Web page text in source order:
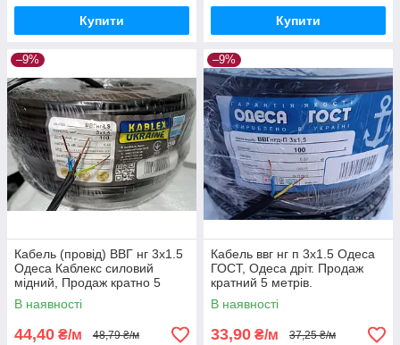
Купити Купити
–9%
Кабель (провід) ВВГ нг 3х1.5
Одеса Каблекс силовий
мідний, Продаж кратно 5
метрам.
В наявності
44,40 ₴/м 48,79 ₴/м
–9%
Кабель ввг нг п 3х1.5 Одеса
ГОСТ, Одеса дріт. Продаж
кратний 5 метрів.
В наявності
33,90 ₴/м 37,25 ₴/м